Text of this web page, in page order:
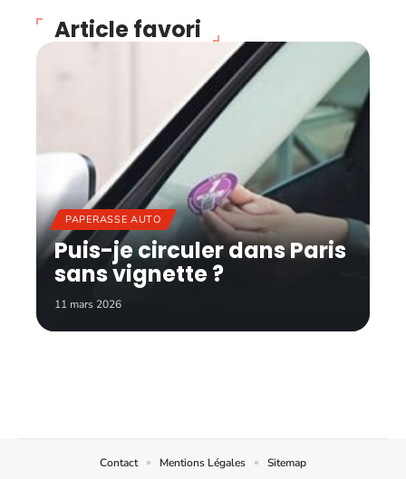
Article favori
PAPERASSE AUTO
Puis-je circuler dans Paris
sans vignette ?
11 mars 2026
Contact Mentions Légales Sitemap